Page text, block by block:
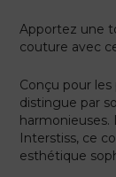
Apportez une
couture avec
Conçu pour
distingue par
harmonieuses.
Interstiss, ce
esthétique